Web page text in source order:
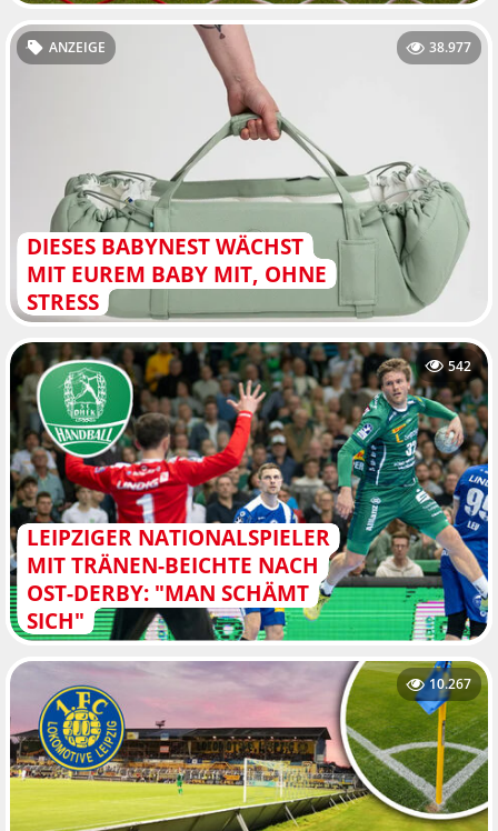
DIESES BABYNEST WÄCHST
MIT EUREM BABY MIT, OHNE
STRESS
ANZEIGE 38.977
LEIPZIGER NATIONALSPIELER
MIT TRÄNEN-BEICHTE NACH
OST-DERBY: "MAN SCHÄMT
SICH"
542
10.267